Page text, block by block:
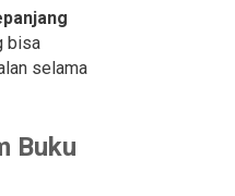
bisa
selama
Buku